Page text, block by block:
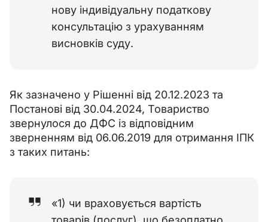
нову індивідуальну податкову
консультацію з урахуванням
висновків суду.
Як зазначено у Рішенні від 20.12.2023 та
Постанові від 30.04.2024, Товариство
звернулося до ДФС із відповідним
зверненням від 06.06.2019 для отримання ІПК
з таких питань:
«1) чи враховується вартість